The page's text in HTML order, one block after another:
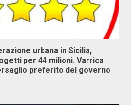
urbana in Sicilia,
per 44 milioni. Varrica
preferito del governo